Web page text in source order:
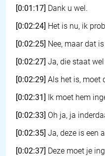
[0:01:17] Dank u wel.
[0:02:24] Het is nu, ik
[0:02:25] Nee, maar dat
[0:02:27] Ja, die staat
[0:02:29] Als het is, moet
[0:02:31] Ik moet hem
[0:02:33] Oh ja, ja
[0:02:35] Ja, deze is een
[0:02:37] Deze moet je